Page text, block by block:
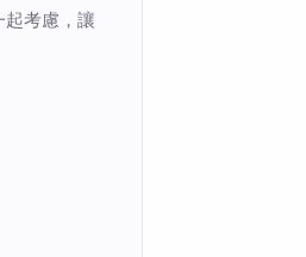
考慮，讓